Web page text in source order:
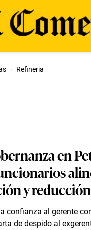
· Refineria
en
y
confianza al gerente
de despido al